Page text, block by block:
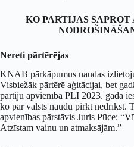
KO PARTIJAS SAPROT
Nereti pārtērējas
KNAB pārkāpumus naudas
Visbiežāk pārtērē aģitācijai, bet
partiju apvienība PLI 2023. gadā
ko par valsts naudu pirkt nedrīkst.
apvienības pārstāvis Juris Pūce:
Atzīstam vainu un atmaksājām.”